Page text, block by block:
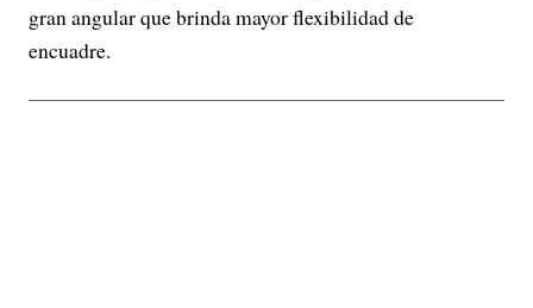
gran angular que brinda mayor flexibilidad de
encuadre.